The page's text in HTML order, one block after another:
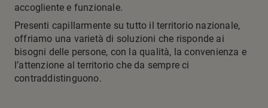
accogliente e funzionale.
Presenti capillarmente su tutto il territorio nazionale,
offriamo una varietà di soluzioni che risponde ai
bisogni delle persone, con la qualità, la convenienza e
l’attenzione al territorio che da sempre ci
contraddistinguono.